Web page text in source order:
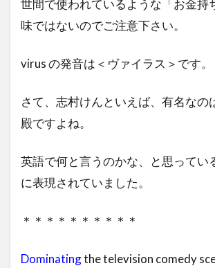
世間で使われているような「お金持
味ではないのでご注意下さい。
virus の発音は＜ヴァイラス＞です。
さて、志村けんといえば、有名なの
殿ですよね。
英語で何と言うのかな、と思ってい
に表現されていました。
＊＊＊＊＊＊＊＊＊＊
Dominatingthe television comedy